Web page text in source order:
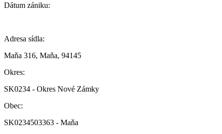
Dátum zániku:
Adresa sídla:
Maňa 316, Maňa, 94145
Okres:
SK0234 - Okres Nové Zámky
Obec:
SK0234503363 - Maňa